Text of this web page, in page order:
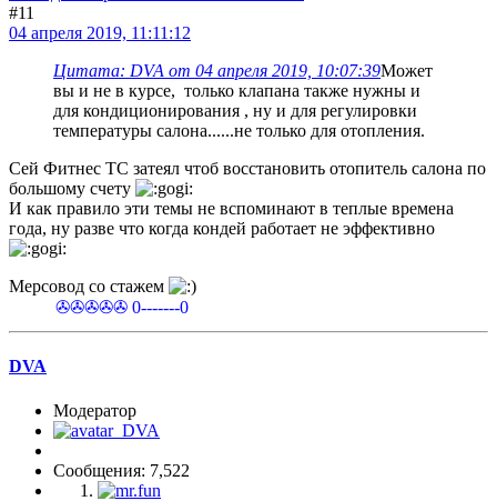
#11
04 апреля 2019, 11:11:12
Цитата: DVA от 04 апреля 2019, 10:07:39Может
вы и не в курсе, только клапана также нужны и
для кондиционирования , ну и для регулировки
температуры салона......не только для отопления.
Сей Фитнес ТС затеял чтоб восстановить отопитель салона по
большому счету
И как правило эти темы не вспоминают в теплые времена
года, ну разве что когда кондей работает не эффективно
Мерсовод со стажем
✇✇✇✇✇ 0-------0
DVA
Модератор
Сообщения: 7,522